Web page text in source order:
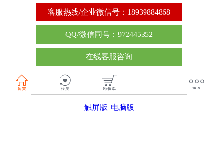
客服热线/企业微信号： 18939884868
QQ/微信同号：972445352
在线客服咨询
触屏版 |电脑版